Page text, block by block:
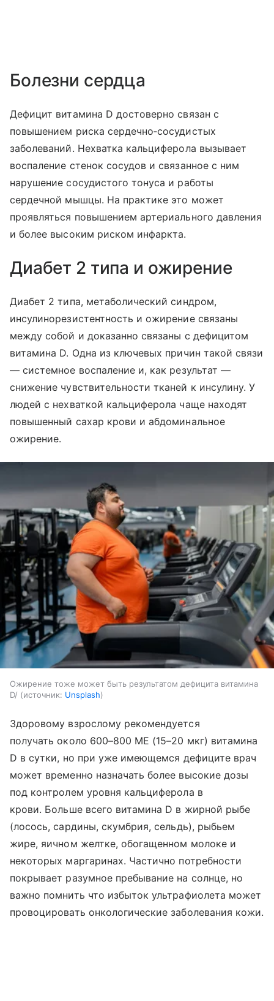
Болезни сердца
Дефицит витамина D достоверно связан с
повышением риска сердечно‑сосудистых
заболеваний. Нехватка кальциферола вызывает
воспаление стенок сосудов и связанное с ним
нарушение сосудистого тонуса и работы
сердечной мышцы. На практике это может
проявляться повышением артериального давления
и более высоким риском инфаркта.
Диабет 2 типа и ожирение
Диабет 2 типа, метаболический синдром,
инсулинорезистентность и ожирение связаны
между собой и доказанно связаны с дефицитом
витамина D. Одна из ключевых причин такой связи
— системное воспаление и, как результат —
снижение чувствительности тканей к инсулину. У
людей с нехваткой кальциферола чаще находят
повышенный сахар крови и абдоминальное
ожирение.
Ожирение тоже может быть результатом дефицита витамина
D/
источник: Unsplash
Здоровому взрослому рекомендуется
получать около 600–800 МЕ (15–20 мкг) витамина
D в сутки, но при уже имеющемся дефиците врач
может временно назначать более высокие дозы
под контролем уровня кальциферола в
крови. Больше всего витамина D в жирной рыбе
(лосось, сардины, скумбрия, сельдь), рыбьем
жире, яичном желтке, обогащенном молоке и
некоторых маргаринах. Частично потребности
покрывает разумное пребывание на солнце, но
важно помнить что избыток ультрафиолета может
провоцировать онкологические заболевания кожи.